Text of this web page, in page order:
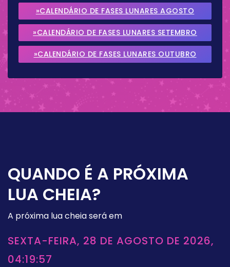
»CALENDÁRIO DE FASES LUNARES AGOSTO
2026
»CALENDÁRIO DE FASES LUNARES SETEMBRO
2026
»CALENDÁRIO DE FASES LUNARES OUTUBRO
QUANDO É A PRÓXIMA
LUA CHEIA?
A próxima lua cheia será em
SEXTA-FEIRA, 28 DE AGOSTO DE 2026,
04:19:57